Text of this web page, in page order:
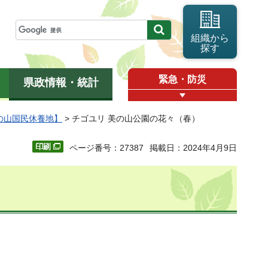
組織から
探す
県政情報・統計 緊急・防災
国民休養地】 > チゴユリ 美の山公園の花々（春）
ページ番号：27387 掲載日：2024年4月9日